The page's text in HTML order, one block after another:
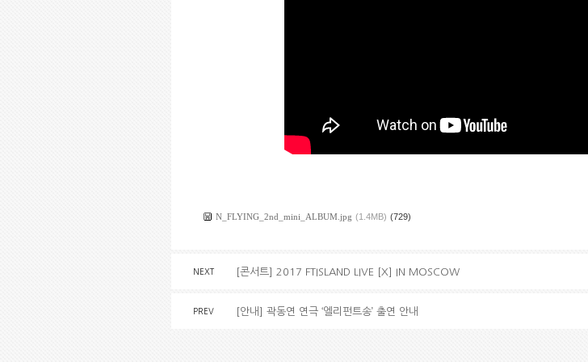
N_FLYING_2nd_mini_ALBUM.jpg (1.4MB) (729)
NEXT [콘서트] 2017 FTISLAND LIVE [X] IN MOSCOW
PREV [안내] 곽동연 연극 ‘엘리펀트송’ 출연 안내